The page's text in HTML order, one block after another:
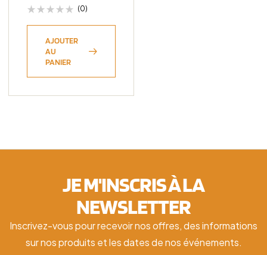
(0)
AJOUTER
AU
PANIER
JE M'INSCRIS À LA
NEWSLETTER
Inscrivez-vous pour recevoir nos offres, des informations
sur nos produits et les dates de nos événements.